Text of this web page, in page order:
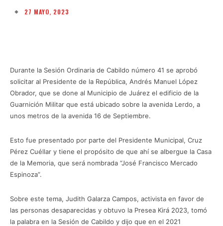
27 MAYO, 2023
Durante la Sesión Ordinaria de Cabildo número 41 se aprobó
solicitar al Presidente de la República, Andrés Manuel López
Obrador, que se done al Municipio de Juárez el edificio de la
Guarnición Militar que está ubicado sobre la avenida Lerdo, a
unos metros de la avenida 16 de Septiembre.
Esto fue presentado por parte del Presidente Municipal, Cruz
Pérez Cuéllar y tiene el propósito de que ahí se albergue la Casa
de la Memoria, que será nombrada “José Francisco Mercado
Espinoza”.
Sobre este tema, Judith Galarza Campos, activista en favor de
las personas desaparecidas y obtuvo la Presea Kirá 2023, tomó
la palabra en la Sesión de Cabildo y dijo que en el 2021